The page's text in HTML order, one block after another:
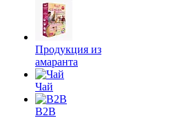
Продукция из
амаранта
Чай
B2B